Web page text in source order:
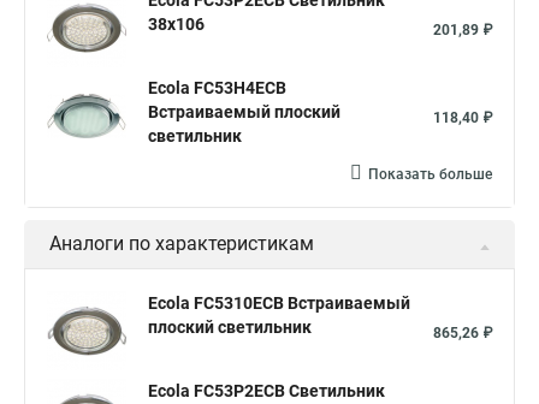
38x106
201,89 ₽
Ecola FC53H4ECB
Встраиваемый плоский
светильник
118,40 ₽
Показать больше
Аналоги по характеристикам
Ecola FC5310ECB Встраиваемый
плоский светильник
865,26 ₽
Ecola FC53P2ECB Светильник